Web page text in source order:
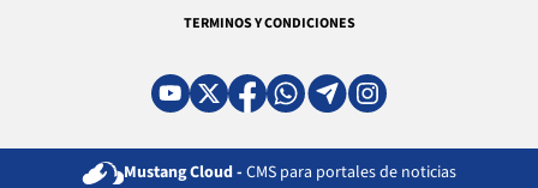
TERMINOS Y CONDICIONES
Mustang Cloud - CMS para portales de noticias